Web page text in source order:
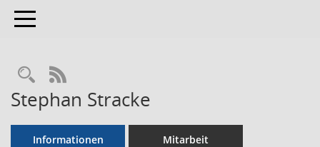
Toggle navigation
Rechercheauswahl
RSS-Feed
Stephan Stracke
Informationen Mitarbeit